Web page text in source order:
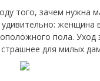
того, зачем нужна
женщина
пола.
страшнее для милых